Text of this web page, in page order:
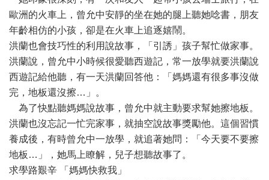
歐洲的火車上，曾允中安靜的坐在她的腿上聽她唸書，朋友
年齡相仿的小孩，卻是在火車上追逐嬉鬧。
洪蘭也會技巧性的利用說故事，「引誘」孩子幫忙做家事。
洪蘭說，曾允中小時候很愛聽西遊記，常一放學就要洪蘭說
西遊記給他聽，有一天洪蘭回答他：「媽媽還有很多事沒做
完，地板還沒擦…」。
為了快點聽媽媽說故事，曾允中就主動要求幫她擦地板。
洪蘭也沒忘記一忙完家事，就抽空說故事獎勵他。這個習慣
養成後，有時曾允中一放學，就追著她問：「今天要不要擦
地板…」，她馬上瞭解，兒子想聽故事了。
求學路艱辛 「媽媽快救我」